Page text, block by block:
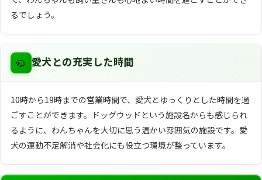
るでしょう。
🐶 愛犬との充実した時間
10時から19時までの営業時間で、愛犬とゆっくりとした時間を過
ごすことができます。ドッグウッドという施設名からも感じられ
るように、わんちゃんを大切に思う温かい雰囲気の施設です。愛
犬の運動不足解消や社会化にも役立つ環境が整っています。